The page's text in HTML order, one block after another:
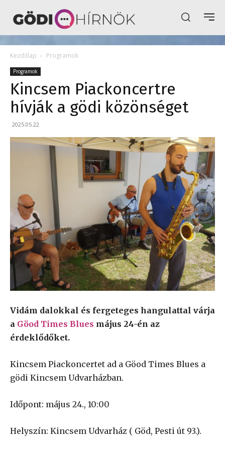
Kezdőlap Programok
Programok
Kincsem Piackoncertre
hívják a gödi közönséget
2025.05.22.
Vidám dalokkal és fergeteges hangulattal várja
a Göod Times Blues május 24-én az
érdeklődőket.
Kincsem Piackoncertet ad a Göod Times Blues a
gödi Kincsem Udvarházban.
Időpont: május 24., 10:00
Helyszín: Kincsem Udvarház ( Göd, Pesti út 93.).